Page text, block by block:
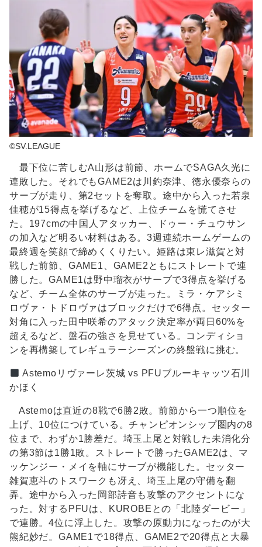
©SV.LEAGUE
最下位に苦しむA山形は前節、ホームでSAGA久光に
連敗した。それでもGAME2は川釣奈津、徳永優奈らの
サーブが走り、第2セットを奪取。途中から入った若泉
佳穂が15得点を挙げるなど、上位チームを慌てさせ
た。197cmの中国人アタッカー、ドゥー・チュウサン
の加入など明るい材料はある。3週連続ホームゲームの
最終週を笑顔で締めくくりたい。姫路は東レ滋賀と対
戦した前節、GAME1、GAME2ともにストレートで連
勝した。GAME1は野中瑠衣がサーブで3得点を挙げる
など、チーム全体のサーブが走った。ミラ・ケアシミ
ロヴァ・トドロヴァはブロックだけで6得点。セッター
対角に入った田中咲希のアタック決定率が両日60%を
超えるなど、盤石の強さを見せている。コンディショ
ンを再構築してレギュラーシーズンの終盤戦に挑む。
Astemoリヴァーレ茨城 vs PFUブルーキャッツ石川
かほく
Astemoは直近の8戦で6勝2敗。前節から一つ順位を
上げ、10位につけている。チャンピオンシップ圏内の8
位まで、わずか1勝差だ。埼玉上尾と対戦した未消化分
の第3節は1勝1敗。ストレートで勝ったGAME2は、マ
ッケンジー・メイを軸にサーブが機能した。セッター
雑賀恵斗のトスワークも冴え、埼玉上尾の守備を翻
弄。途中から入った岡部詩音も攻撃のアクセントにな
った。対するPFUは、KUROBEとの「北陸ダービー」
で連勝。4位に浮上した。攻撃の原動力になったのが大
熊紀妙だ。GAME1で18得点、GAME2で20得点と大暴